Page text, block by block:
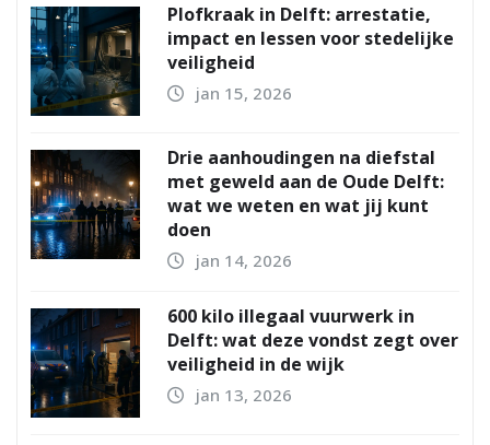
Plofkraak in Delft: arrestatie,
impact en lessen voor stedelijke
veiligheid
jan 15, 2026
Drie aanhoudingen na diefstal
met geweld aan de Oude Delft:
wat we weten en wat jij kunt
doen
jan 14, 2026
600 kilo illegaal vuurwerk in
Delft: wat deze vondst zegt over
veiligheid in de wijk
jan 13, 2026